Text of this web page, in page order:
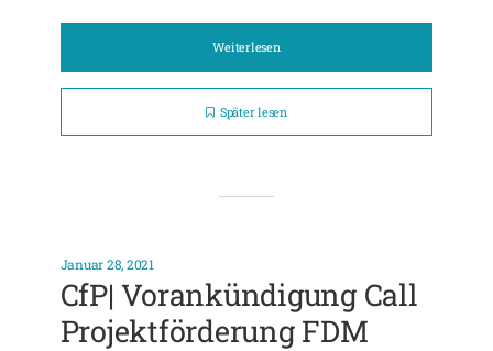
Weiterlesen
Später lesen
Januar 28, 2021
CfP| Vorankündigung Call
Projektförderung FDM